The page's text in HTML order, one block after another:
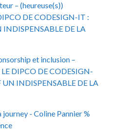
– (heureuse(s))
DE CODESIGN-IT :
DE LA
et inclusion –
LE DIPCO DE CODESIGN-
INDISPENSABLE DE LA
- Coline Pannier %